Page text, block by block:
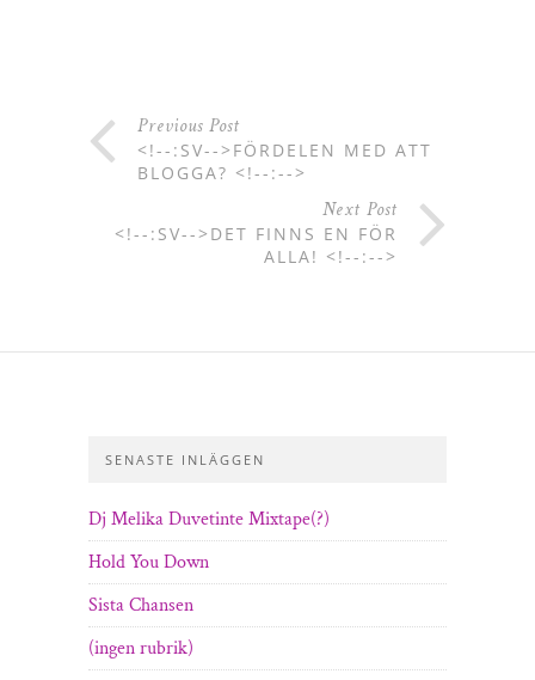
Previous Post
<!--:SV-->FÖRDELEN MED ATT
BLOGGA? <!--:-->
Next Post
<!--:SV-->DET FINNS EN FÖR
ALLA! <!--:-->
SENASTE INLÄGGEN
Dj Melika Duvetinte Mixtape(?)
Hold You Down
Sista Chansen
(ingen rubrik)